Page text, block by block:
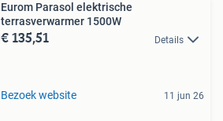
Eurom Parasol elektrische
terrasverwarmer 1500W
€ 135,51 Details
Bezoek website 11 jun 26